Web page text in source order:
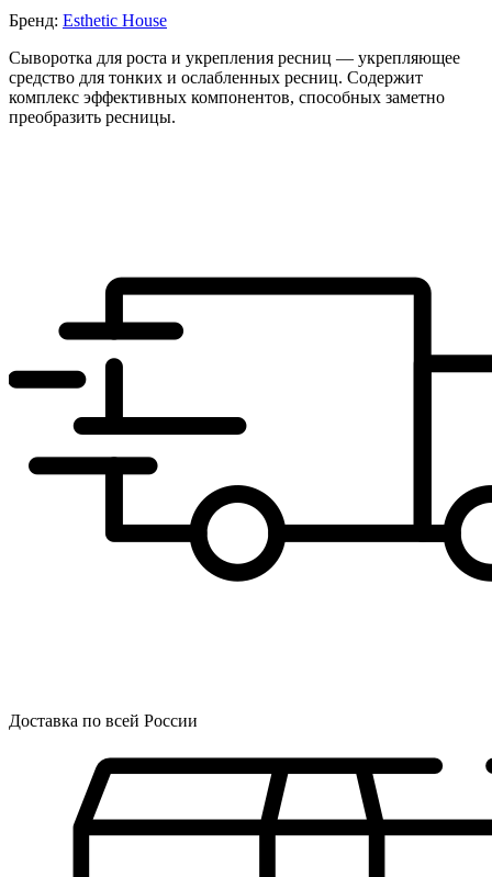
Бренд: Esthetic House
Сыворотка для роста и укрепления ресниц — укрепляющее
средство для тонких и ослабленных ресниц. Содержит
комплекс эффективных компонентов, способных заметно
преобразить ресницы.
Доставка по всей России